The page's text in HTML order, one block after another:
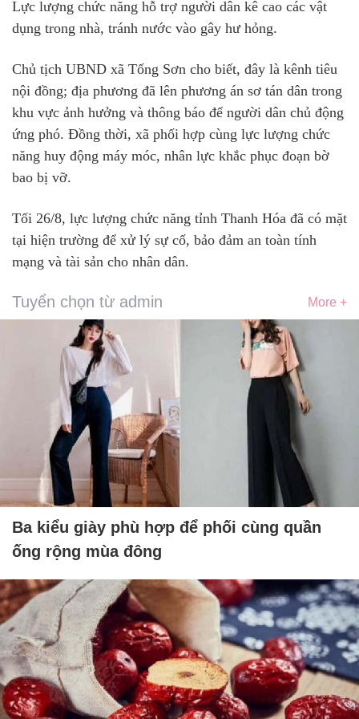
Lực lượng chức năng hỗ trợ người dân kê cao các vật
dụng trong nhà, tránh nước vào gây hư hỏng.
Chủ tịch UBND xã Tống Sơn cho biết, đây là kênh tiêu
nội đồng; địa phương đã lên phương án sơ tán dân trong
khu vực ảnh hưởng và thông báo để người dân chủ động
ứng phó. Đồng thời, xã phối hợp cùng lực lượng chức
năng huy động máy móc, nhân lực khắc phục đoạn bờ
bao bị vỡ.
Tối 26/8, lực lượng chức năng tỉnh Thanh Hóa đã có mặt
tại hiện trường để xử lý sự cố, bảo đảm an toàn tính
mạng và tài sản cho nhân dân.
Tuyển chọn từ admin More +
Ba kiểu giày phù hợp để phối cùng quần
ống rộng mùa đông